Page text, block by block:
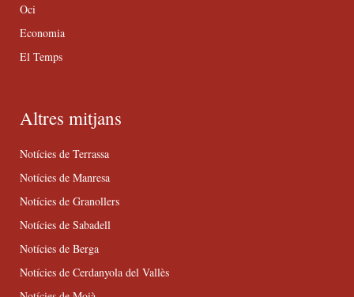
Oci
Economia
El Temps
Altres mitjans
Notícies de Terrassa
Notícies de Manresa
Notícies de Granollers
Notícies de Sabadell
Notícies de Berga
Notícies de Cerdanyola del Vallès